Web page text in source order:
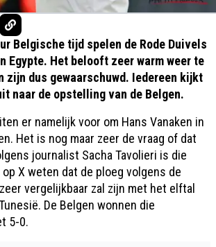
Belgische tijd spelen de Rode Duivels
Egypte. Het belooft zeer warm weer te
zijn dus gewaarschuwd. Iedereen kijkt
naar de opstelling van de Belgen.
er namelijk voor om Hans Vanaken in
Het is nog maar zeer de vraag of dat
journalist Sacha Tavolieri is die
X weten dat de ploeg volgens de
vergelijkbaar zal zijn met het elftal
De Belgen wonnen die
5-0.